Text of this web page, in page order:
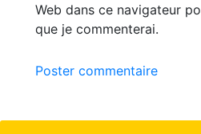
Web dans ce navigateur
que je commenterai.
Poster commentaire